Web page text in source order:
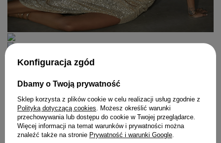
Koronkowe sukienki - jaki kolor wybrać? Jak nosić?
Czarne sukienki - z czym je nosić, by wyglądały
Mała czarna czy... mała biała?
Sukienka a odsłonięte plecy. Jak je dobrze
wyeksponować?
Moc akcesoriów w modzie
Konfiguracja zgód
Dbamy o Twoją prywatność
Sklep korzysta z plików cookie w celu realizacji usług zgodnie z
Polityką dotyczącą cookies. Możesz określić warunki
przechowywania lub dostępu do cookie w Twojej przeglądarce.
Więcej informacji na temat warunków i prywatności można
znaleźć także na stronie Prywatność i warunki Google.